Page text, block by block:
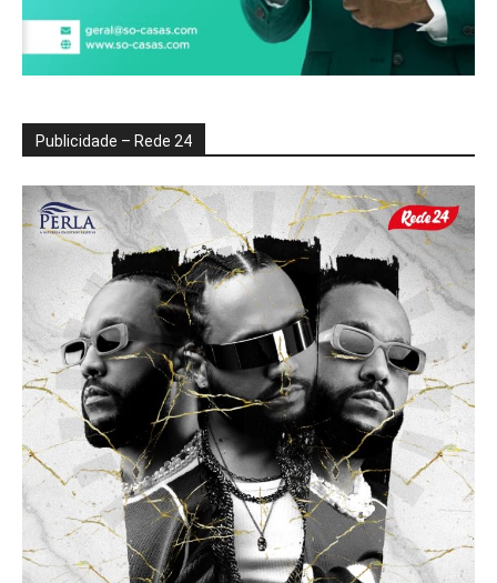
Publicidade – Rede 24